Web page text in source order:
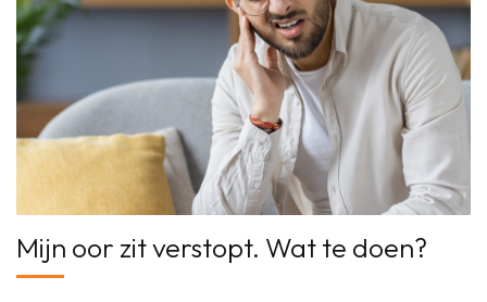
Mijn oor zit verstopt. Wat te doen?